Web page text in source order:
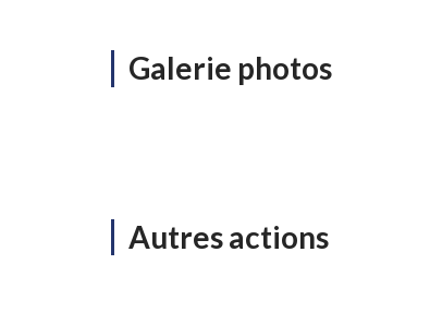
Galerie photos
Autres actions